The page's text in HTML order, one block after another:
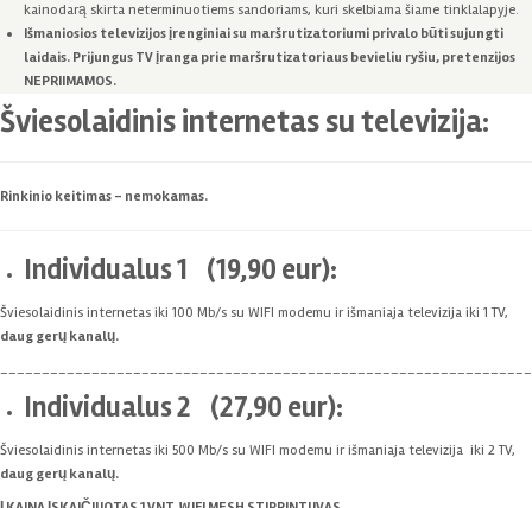
kainodarą skirta neterminuotiems sandoriams, kuri skelbiama šiame tinklalapyje.
Išmaniosios televizijos įrenginiai su maršrutizatoriumi privalo būti sujungti
laidais. Prijungus TV įranga prie maršrutizatoriaus bevieliu ryšiu, pretenzijos
NEPRIIMAMOS.
Šviesolaidinis internetas su televizija:
Rinkinio keitimas – nemokamas.
Individualus 1 (19,90 eur):
Šviesolaidinis internetas iki 100 Mb/s su WIFI modemu ir išmaniaja televizija iki 1 TV,
daug gerų kanalų.
Individualus 2 (27,90 eur):
Šviesolaidinis internetas iki 500 Mb/s su WIFI modemu ir išmaniaja televizija iki 2 TV,
daug gerų kanalų.